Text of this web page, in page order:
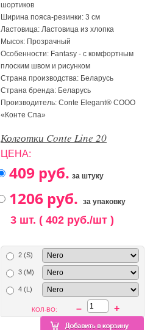
шортиков
Ширина пояса-резинки: 3 см
Ластовица: Ластовица из хлопка
Мысок: Прозрачный
Особенности: Fantasy - c комфортным
плоским швом и рисунком
Страна производства: Беларусь
Страна бренда: Беларусь
Производитель: Conte Elegant® СООО
«Конте Спа»
Колготки Conte Line 20
ЦЕНА:
за штуку
за упаковку
3 шт. ( 402 руб./шт )
2 (S)
3 (M)
4 (L)
КОЛ-ВО: – +